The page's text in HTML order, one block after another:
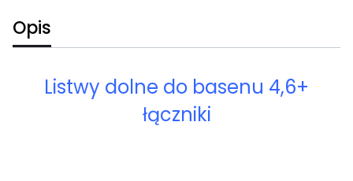
Opis
Listwy dolne do basenu 4,6+
łączniki